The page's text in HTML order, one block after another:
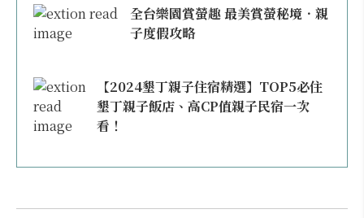
全台樂園賞螢趣 最美賞螢秘境．親
子度假攻略
【2024墾丁親子住宿精選】TOP5必住
墾丁親子飯店、高CP值親子民宿一次
看！